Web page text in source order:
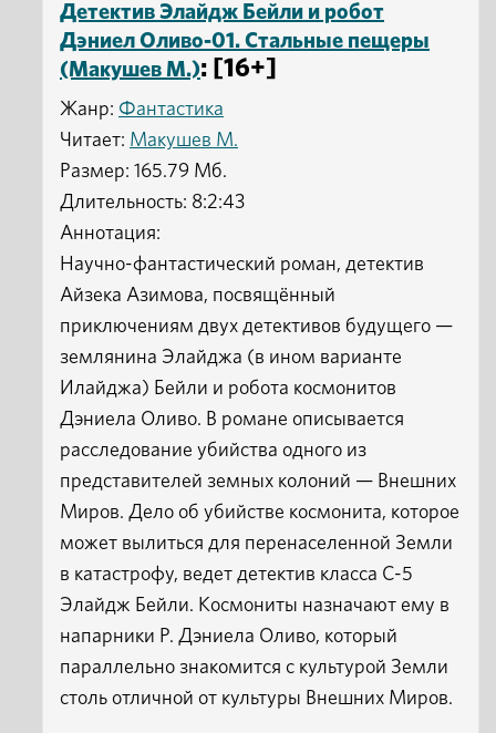
Детектив Элайдж Бейли и робот
Дэниел Оливо-01. Стальные пещеры
(Макушев М.): [16+]
Жанр: Фантастика
Читает: Макушев М.
Размер: 165.79 Мб.
Длительность: 8:2:43
Аннотация:
Научно-фантастический роман, детектив
Айзека Азимова, посвящённый
приключениям двух детективов будущего —
землянина Элайджа (в ином варианте
Илайджа) Бейли и робота космонитов
Дэниела Оливо. В романе описывается
расследование убийства одного из
представителей земных колоний — Внешних
Миров. Дело об убийстве космонита, которое
может вылиться для перенаселенной Земли
в катастрофу, ведет детектив класса С-5
Элайдж Бейли. Космониты назначают ему в
напарники Р. Дэниела Оливо, который
параллельно знакомится с культурой Земли
столь отличной от культуры Внешних Миров.